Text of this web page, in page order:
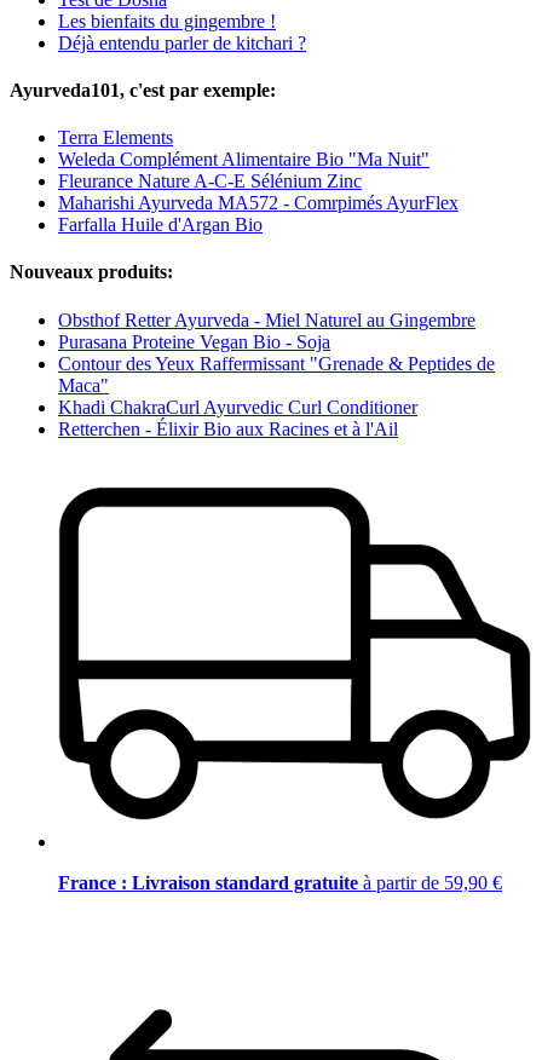
Les bienfaits du gingembre !
Déjà entendu parler de kitchari ?
Ayurveda101, c'est par exemple:
Terra Elements
Weleda Complément Alimentaire Bio "Ma Nuit"
Fleurance Nature A-C-E Sélénium Zinc
Maharishi Ayurveda MA572 - Comrpimés AyurFlex
Farfalla Huile d'Argan Bio
Nouveaux produits:
Obsthof Retter Ayurveda - Miel Naturel au Gingembre
Purasana Proteine Vegan Bio - Soja
Contour des Yeux Raffermissant "Grenade & Peptides de
Maca"
Khadi ChakraCurl Ayurvedic Curl Conditioner
Retterchen - Élixir Bio aux Racines et à l'Ail
France : Livraison standard gratuite à partir de 59,90 €